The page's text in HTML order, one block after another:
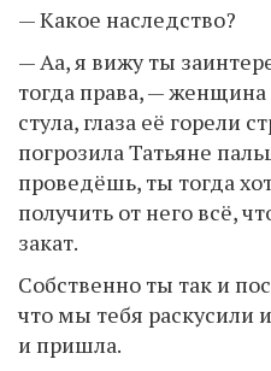
— Какое наследство?
— Аа, я вижу ты
тогда права, — женщина
стула, глаза её горели
погрозила Татьяне
проведёшь, ты тогда
получить от него всё,
закат.
Собственно ты так и
что мы тебя раскусили
и пришла.